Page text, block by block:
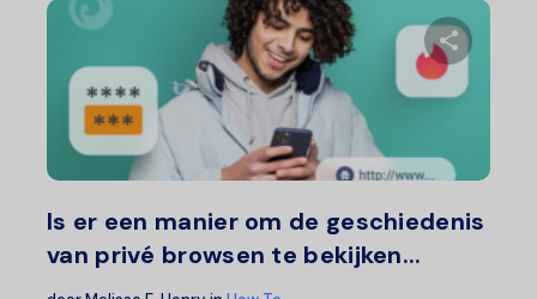
Is er een manier om de geschiedenis
van privé browsen te bekijken...